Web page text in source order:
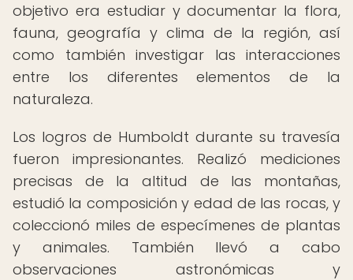
objetivo era estudiar y documentar la flora,
fauna, geografía y clima de la región, así
como también investigar las interacciones
entre los diferentes elementos de la
naturaleza.
Los logros de Humboldt durante su travesía
fueron impresionantes. Realizó mediciones
precisas de la altitud de las montañas,
estudió la composición y edad de las rocas, y
coleccionó miles de especímenes de plantas
y animales. También llevó a cabo
observaciones astronómicas y